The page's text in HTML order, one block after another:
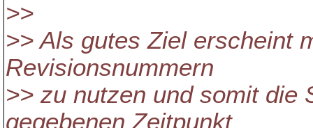
>>
>> Als gutes Ziel erscheint
Revisionsnummern
>> zu nutzen und somit die
gegebenen Zeitpunkt